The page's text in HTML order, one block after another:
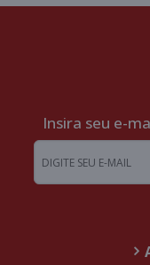
Insira seu e-